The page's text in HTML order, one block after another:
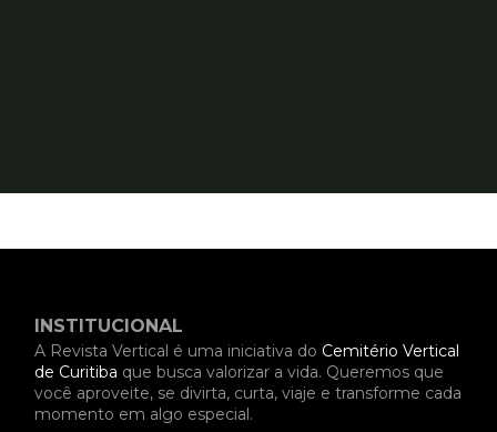
INSTITUCIONAL
A Revista Vertical é uma iniciativa do Cemitério Vertical
de Curitiba que busca valorizar a vida. Queremos que
você aproveite, se divirta, curta, viaje e transforme cada
momento em algo especial.